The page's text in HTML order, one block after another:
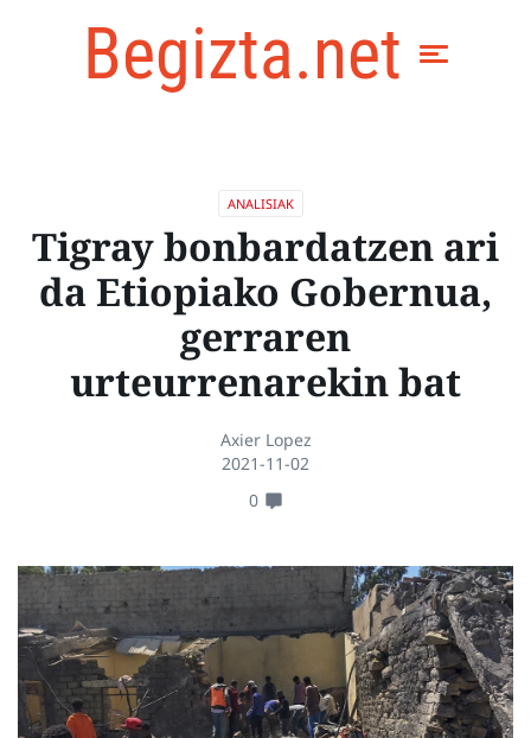
Begizta.net
ANALISIAK
Tigray bonbardatzen ari
da Etiopiako Gobernua,
gerraren
urteurrenarekin bat
Axier Lopez
2021-11-02
0